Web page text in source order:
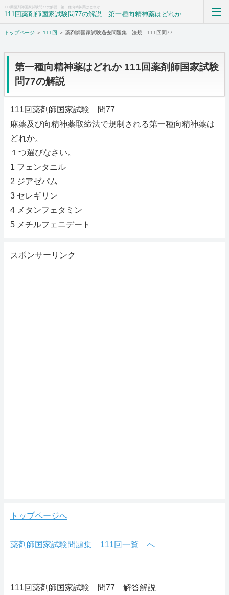
111回薬剤師国家試験問77の解説 第一種向精神薬はどれか
111回薬剤師国家試験問77の解説 第一種向精神薬はどれか
薬剤師国家試験過去問題集解答解説科目別まとめ
ホーム
RSS購読
サイトマップ
トップページ ＞ 111回 ＞ 薬剤師国家試験過去問題集 法規 111回問77
第一種向精神薬はどれか 111回薬剤師国家試験
問77の解説
111回薬剤師国家試験 問77
麻薬及び向精神薬取締法で規制される第一種向精神薬は
どれか。
１つ選びなさい。
1 フェンタニル
2 ジアゼパム
3 セレギリン
4 メタンフェタミン
5 メチルフェニデート
スポンサーリンク
トップページへ
薬剤師国家試験問題集 111回一覧 へ
111回薬剤師国家試験 問77 解答解説